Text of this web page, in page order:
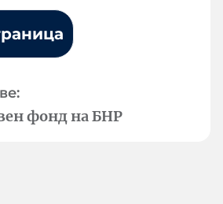
фонд на БНР